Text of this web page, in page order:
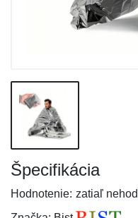
Špecifikácia
Hodnotenie: zatiaľ